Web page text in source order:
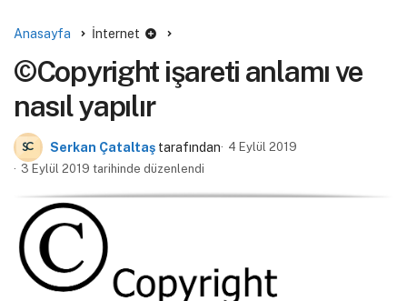
Anasayfa İnternet
©Copyright işareti anlamı ve
nasıl yapılır
Serkan Çataltaş tarafından
4 Eylül 2019
3 Eylül 2019 tarihinde düzenlendi